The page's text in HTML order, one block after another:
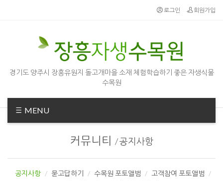
로그인 회원가입
경기도 양주시 장흥유원지 돌고개마을 소재 체험학습하기 좋은 자생식물
수목원
MENU
커뮤니티 /공지사항
공지사항 묻고답하기 수목원 포토앨범
고객참여 포토앨범